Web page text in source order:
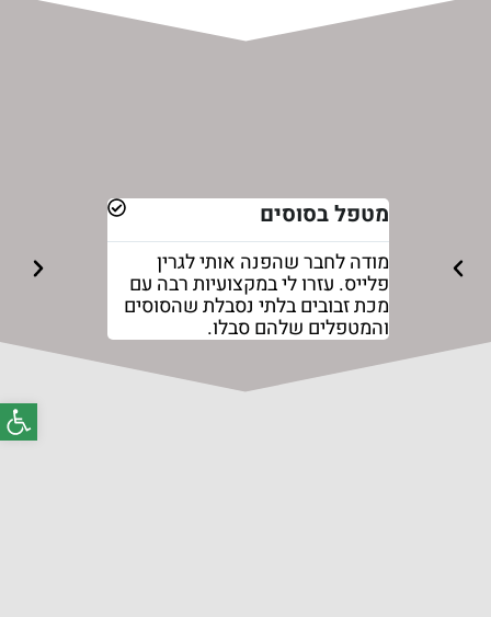
מטפל בסוסים
מודה לחבר שהפנה אותי לגרין
פלייס. עזרו לי במקצועיות רבה עם
מכת זבובים בלתי נסבלת שהסוסים
והמטפלים שלהם סבלו.
חוות
רכשתי לוכד
לזבובים
פתח